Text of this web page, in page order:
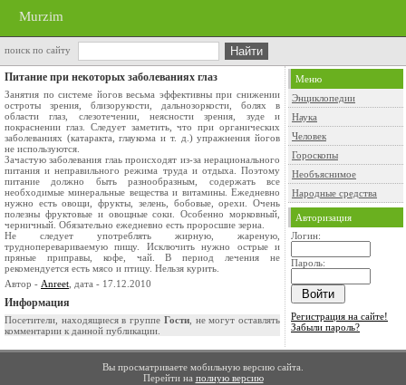
Murzim
поиск по сайту
Питание при некоторых заболеваниях глаз
Занятия по системе йогов весьма эффективны при снижении
остроты зрения, близорукости, дальнозоркости, болях в
области глаз, слезотечении, неясности зрения, зуде и
покраснении глаз. Следует заметить, что при органических
заболеваниях (катаракта, глаукома и т. д.) упражнения йогов
не используются.
Зачастую заболевания глаь происходят из-за нерационального
питания и неправильного режима труда и отдыха. Поэтому
питание должно быть разнообразным, содержать все
необходимые минеральные вещества и витамины. Ежедневно
нужно есть овощи, фрукты, зелень, бобовые, орехи. Очень
полезны фруктовые и овощные соки. Особенно морковный,
черничный. Обязательно ежедневно есть проросшие зерна.
Не следует употреблять жирную, жареную,
трудноперевариваемую пищу. Исключить нужно острые и
пряные приправы, кофе, чай. В период лечения не
рекомендуется есть мясо и птицу. Нельзя курить.
Автор - Anreet , дата - 17.12.2010
Информация
Посетители, находящиеся в группе Гости, не могут оставлять
комментарии к данной публикации.
Меню
Энциклопедии
Наука
Человек
Гороскопы
Необъяснимое
Народные средства
Авторизация
Логин:
Пароль:
Регистрация на сайте!
Забыли пароль?
Вы просматриваете мобильную версию сайта.
Перейти на полную версию